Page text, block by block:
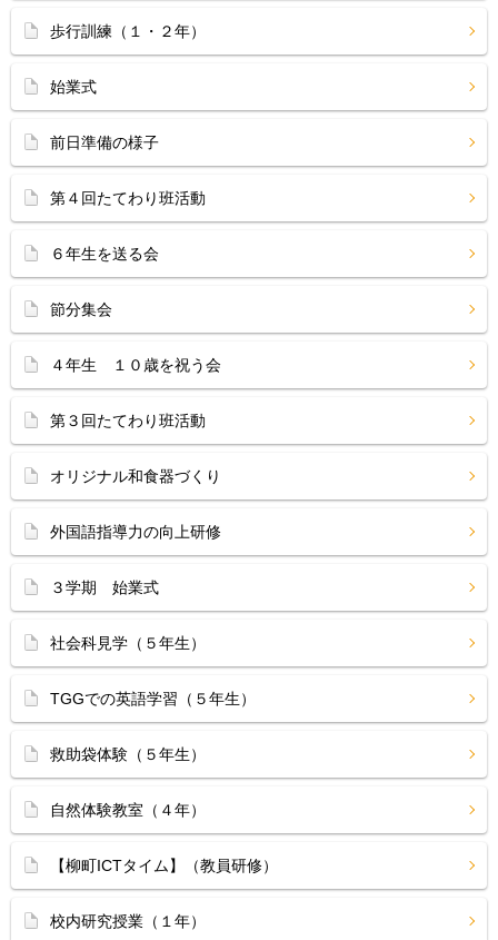
歩行訓練（１・２年）
始業式
前日準備の様子
第４回たてわり班活動
６年生を送る会
節分集会
４年生 １０歳を祝う会
第３回たてわり班活動
オリジナル和食器づくり
外国語指導力の向上研修
３学期 始業式
社会科見学（５年生）
TGGでの英語学習（５年生）
救助袋体験（５年生）
自然体験教室（４年）
【柳町ICTタイム】（教員研修）
校内研究授業（１年）